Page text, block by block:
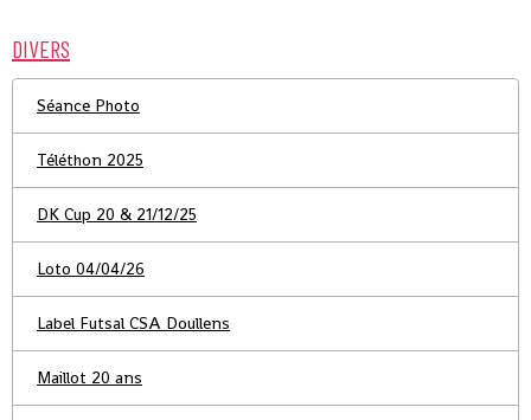
DIVERS
Séance Photo
Téléthon 2025
DK Cup 20 & 21/12/25
Loto 04/04/26
Label Futsal CSA Doullens
Maillot 20 ans